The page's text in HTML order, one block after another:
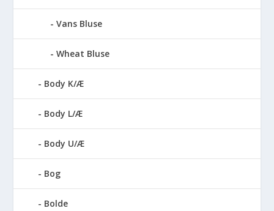
Vans Bluse
Wheat Bluse
Body K/Æ
Body L/Æ
Body U/Æ
Bog
Bolde